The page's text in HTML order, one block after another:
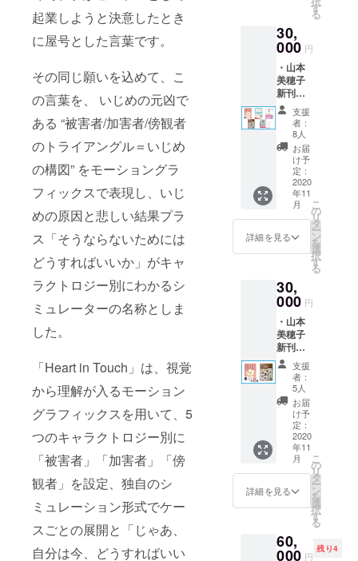
起業しようと決意したとき
に屋号とした言葉です。
その同じ願いを込めて、こ
の言葉を、 いじめの元凶で
ある “被害者/加害者/傍観者
のトライアングル＝いじめ
の構図” をモーショングラ
フィックスで表現し、いじ
めの原因と悲しい結果プラ
ス「そうならないためには
どうすればいいか」がキャ
ラクトロジー別にわかるシ
ミュレーターの名称としま
した。
「Heart in Touch」は、視覚
から理解が入るモーション
グラフィックスを用いて、5
つのキャラクトロジー別に
「被害者」「加害者」「傍
観者」を設定、独自のシ
ミュレーション形式でケー
スごとの展開と「じゃあ、
自分は今、どうすればいい
に秘めたま
り社会に出
ましたが、
心の内側の
その飢える
ような想い
は変わるこ
とがなく、
乾きが酷く
なることは
あれ癒える
ことはあり
ませんでし
た。
方法を求め
ては片っ端
からカウン
セリングを
受け、
良いと言わ
れる癒しの
スキルを学
んでもみま
したが、
どれも私の
心に響くこ
とはなく、
頃、私は
動報告
メール
にお名
前を掲
載 （ご
支援時
には備
考欄に
ご希望
のお名
前をご
記入く
ださ
い。）
・あな
たの
エッセ
ンスを
引き出
シール
（非売
品） ・
心から
のお礼
のメー
ル ・活
動報告
メール
ウンダ
の引き
方』 ・
人生を
幸福で
満たす
100リス
トノー
ト（非
売品）
・いじ
め防止
シミュ
レー
ター
「Heart
in
Touch
にお名
前を掲
載 （ご
支援時
には備
考欄に
ご希望
のお名
前をご
記入く
ださ
い。）
・あな
たの
エッセ
ンスを
引き出
シール
（非売
す
る
30,
000 円
・山本
美穂子
新刊
『どう
して言
いたい
ことが
言えな
いの？
～人間
関係が
ラクに
なる“正
しい境
界線(バ
ウンダ
の引き
方』 ・
山本美
穂子著
『あな
たの人
生を劇
的に変
える
キャラ
クトロ
ジー心
理学入
門』 ・
山本美
穂子著
『“あの
人” との
方 セ
ラピス
支援
者：
8人
お届
け予
定：
2020
年11
月
詳細を見る
こ
の
リ
タ
ー
ン
を
選
択
す
る
30,
000 円
・山本
美穂子
新刊
『どう
して言
いたい
ことが
言えな
いの？
～人間
関係が
ラクに
なる“正
しい境
界線(バ
ウンダ
の引き
方』10
支援
者：
5人
お届
け予
定：
2020
年11
月
詳細を見る
こ
の
リ
タ
ー
ン
を
選
択
す
る
60,
000 円
残り4